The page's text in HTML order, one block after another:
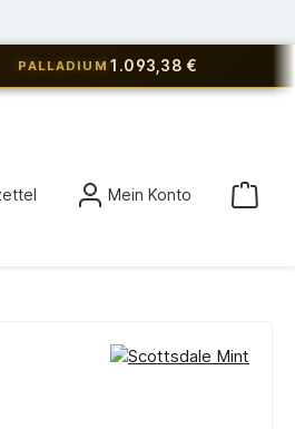
PALLADIUM 1.093,38 €
Du hast 0 Produkte auf dem
Mein Konto